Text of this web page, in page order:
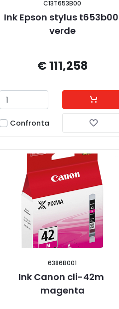
C13T653B00
Ink Epson stylus t653b00
verde
€ 111,258
Confronta
6386B001
Ink Canon cli-42m
magenta